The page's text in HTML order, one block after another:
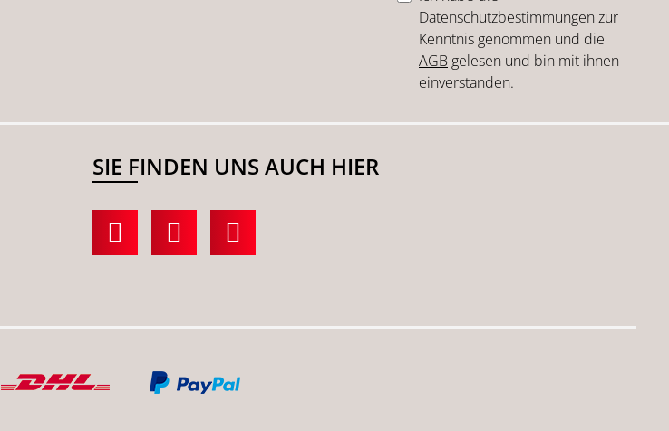
Datenschutzbestimmungenzur
Kenntnis genommen und die
AGB gelesen und bin mit ihnen
einverstanden.
SIE FINDEN UNS AUCH HIER